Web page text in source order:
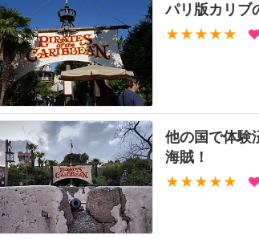
パリ版カリブ
★★★★★
他の国で体験
海賊！
★★★★★